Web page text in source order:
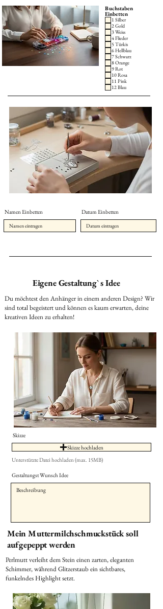
Buchstaben
Einbetten
1 Silber
2 Gold
3 Weiss
4 Flieder
5 Türkis
6 Hellblau
7 Schwarz
8 Orange
9 Rot
10 Rosa
11 Pink
12 Blau
Namen Einbetten Datum Einbetten
Eigene Gestaltung` s Idee
Du möchtest den Anhänger in einem anderen Design? Wir
sind total begeistert und können es kaum erwarten, deine
kreativen Ideen zu erhalten!
Skizze
Skizze hochladen
Unterstützte Datei hochladen (max. 15MB)
Gestaltungst Wunsch Idee
Mein Muttermilchschmuckstück soll
aufgepeppt werden
Perlmutt verleiht dem Stein einen zarten, eleganten
Schimmer, während Glitzerstaub ein sichtbares,
funkelndes Highlight setzt.